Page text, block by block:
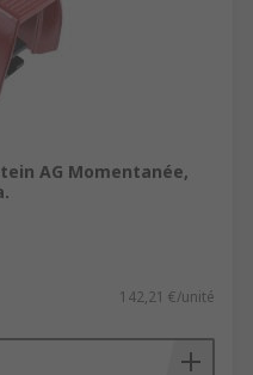
AG Momentanée,
142,21 €/unité